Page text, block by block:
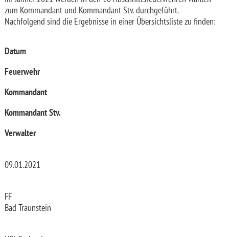
zum Kommandant und Kommandant Stv. durchgeführt.
Nachfolgend sind die Ergebnisse in einer Übersichtsliste zu finden:
Datum
Feuerwehr
Kommandant
Kommandant Stv.
Verwalter
09.01.2021
FF
Bad Traunstein